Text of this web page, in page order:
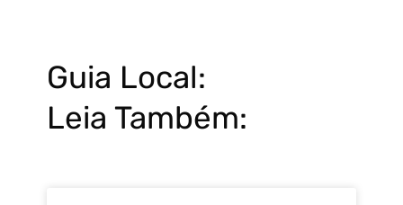
Guia Local:
Leia Também: